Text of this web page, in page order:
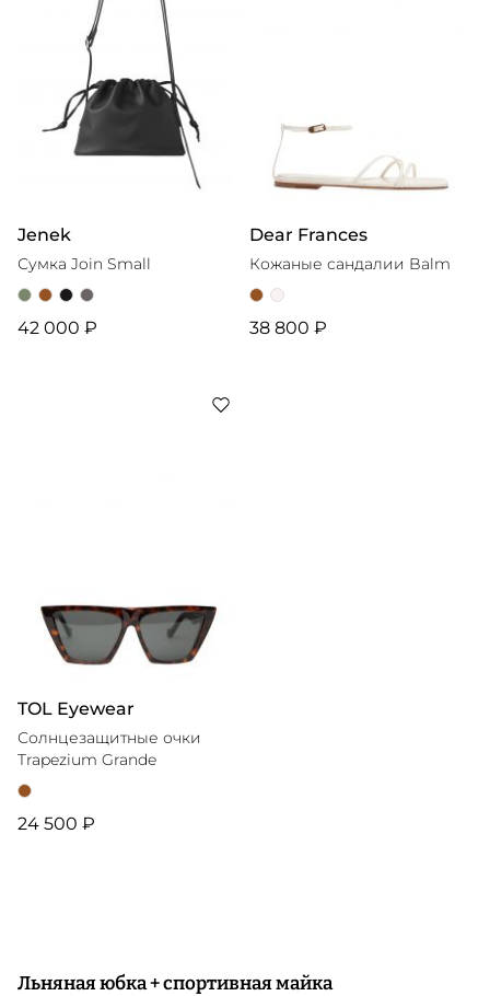
Jenek
Сумка Join Small
42 000 ₽
Dear Frances
Кожаные сандалии Balm
38 800 ₽
TOL Eyewear
Солнцезащитные очки
Trapezium Grande
24 500 ₽
Льняная юбка + спортивная майка